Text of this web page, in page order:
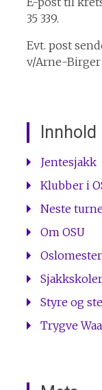
35 339.
Evt. post
v/Arne-Birger
Innhold
Jentesjakk
Klubber i
Neste
Om OSU
Sjakkskoler
Styre og
Trygve